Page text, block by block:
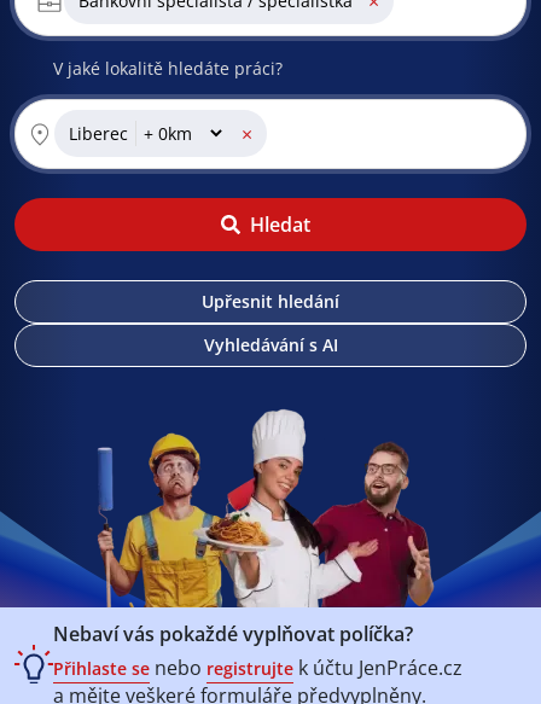
V jaké lokalitě hledáte práci?
Liberec ×
Hledat
Upřesnit hledání
Vyhledávání s AI
Nebaví vás pokaždé vyplňovat políčka?
Přihlaste se nebo registrujte k účtu JenPráce.cz
a mějte veškeréformuláře předvyplněny.